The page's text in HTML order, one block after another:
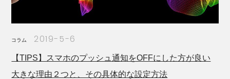
コラム 2019-5-6
【TIPS】スマホのプッシュ通知をOFFにした方が良い
大きな理由２つと、その具体的な設定方法